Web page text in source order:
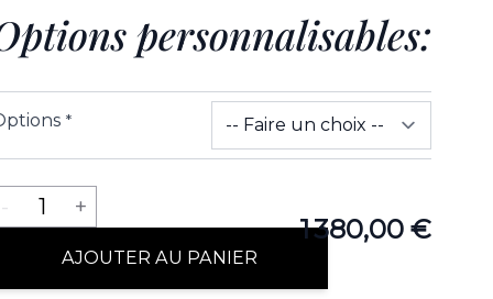
personnalisables:
*
1 380,00 €
- 1 +
AJOUTER AU PANIER